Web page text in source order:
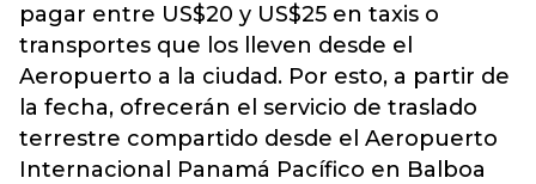
pagar entre US$20 y US$25 en taxis o
transportes que los lleven desde el
Aeropuerto a la ciudad. Por esto, a partir de
la fecha, ofrecerán el servicio de traslado
terrestre compartido desde el Aeropuerto
Internacional Panamá Pacífico en Balboa